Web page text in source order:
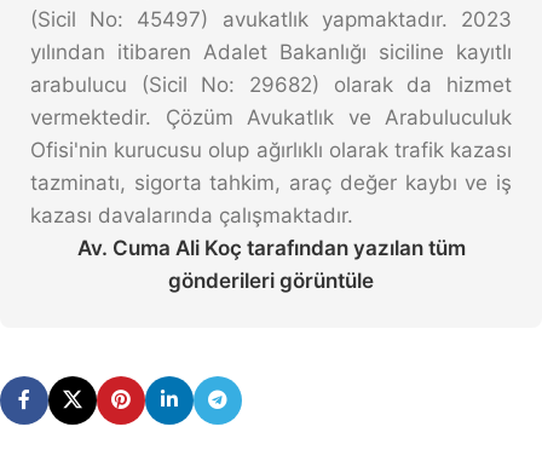
(Sicil No: 45497) avukatlık yapmaktadır. 2023
yılından itibaren Adalet Bakanlığı siciline kayıtlı
arabulucu (Sicil No: 29682) olarak da hizmet
vermektedir. Çözüm Avukatlık ve Arabuluculuk
Ofisi'nin kurucusu olup ağırlıklı olarak trafik kazası
tazminatı, sigorta tahkim, araç değer kaybı ve iş
kazası davalarında çalışmaktadır.
Av. Cuma Ali Koç tarafından yazılan tüm
gönderileri görüntüle